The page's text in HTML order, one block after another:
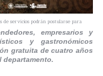
de servicios podrán postularse para
empresarios y
y gastronómicos
gratuita de cuatro años